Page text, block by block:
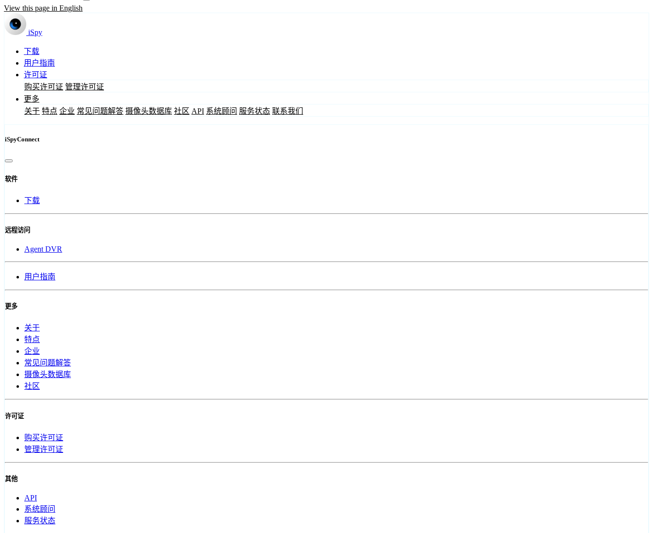
View this page in English
iSpy
下载
用户指南
许可证
购买许可证 管理许可证
更多
关于 特点 企业 常见问题解答 摄像头数据库 社区 API 系统顾问 服务状态 联系我们
iSpyConnect
软件
下载
远程访问
Agent DVR
用户指南
更多
关于
特点
企业
常见问题解答
摄像头数据库
社区
许可证
购买许可证
管理许可证
其他
API
系统顾问
服务状态